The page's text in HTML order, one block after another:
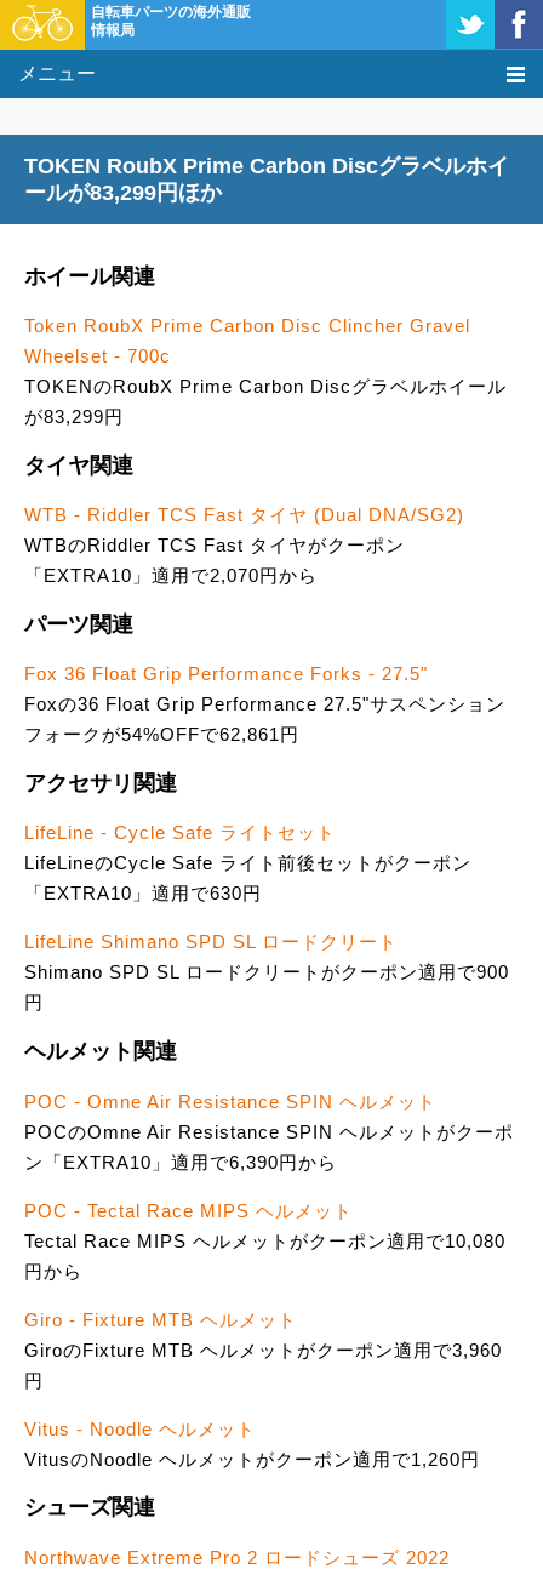
自転車パーツの海外通販
情報局
メニュー
タレコミ掲示板
TOKEN RoubX Prime Carbon Discグラベルホイ
ールが83,299円ほか
ホイール関連
Token RoubX Prime Carbon Disc Clincher Gravel
Wheelset - 700c
TOKENのRoubX Prime Carbon Discグラベルホイール
が83,299円
タイヤ関連
WTB - Riddler TCS Fast タイヤ (Dual DNA/SG2)
WTBのRiddler TCS Fast タイヤがクーポン
「EXTRA10」適用で2,070円から
パーツ関連
Fox 36 Float Grip Performance Forks - 27.5"
Foxの36 Float Grip Performance 27.5"サスペンション
フォークが54%OFFで62,861円
アクセサリ関連
LifeLine - Cycle Safe ライトセット
LifeLineのCycle Safe ライト前後セットがクーポン
「EXTRA10」適用で630円
LifeLine Shimano SPD SL ロードクリート
Shimano SPD SL ロードクリートがクーポン適用で900
円
ヘルメット関連
POC - Omne Air Resistance SPIN ヘルメット
POCのOmne Air Resistance SPIN ヘルメットがクーポ
ン「EXTRA10」適用で6,390円から
POC - Tectal Race MIPS ヘルメット
Tectal Race MIPS ヘルメットがクーポン適用で10,080
円から
Giro - Fixture MTB ヘルメット
GiroのFixture MTB ヘルメットがクーポン適用で3,960
円
Vitus - Noodle ヘルメット
VitusのNoodle ヘルメットがクーポン適用で1,260円
シューズ関連
Northwave Extreme Pro 2 ロードシューズ 2022